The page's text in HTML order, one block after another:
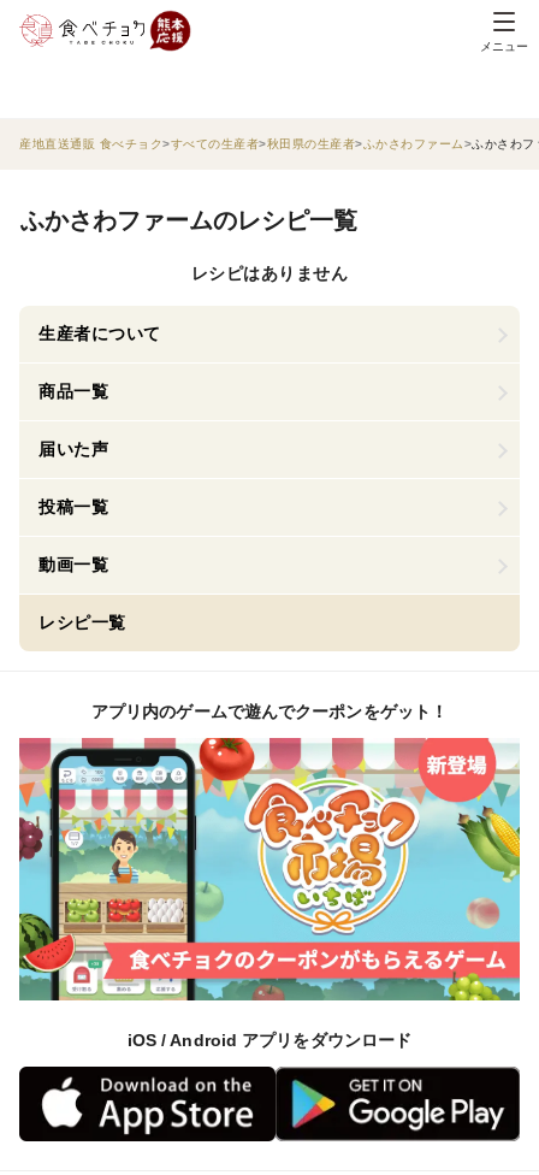
メニュー
産地直送通販 食べチョク すべての生産者 秋田県の生産者 ふかさわファーム ふかさわ
ふかさわファームのレシピ一覧
レシピはありません
生産者について
商品一覧
届いた声
投稿一覧
動画一覧
レシピ一覧
アプリ内のゲームで遊んでクーポンをゲット！
iOS / Android アプリをダウンロード